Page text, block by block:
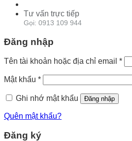
Tư vấn trực tiếp
Gọi: 0913 109 944
Đăng nhập
Tên tài khoản hoặc địa chỉ email *
Mật khẩu *
Ghi nhớ mật khẩu Đăng nhập
Quên mật khẩu?
Đăng ký